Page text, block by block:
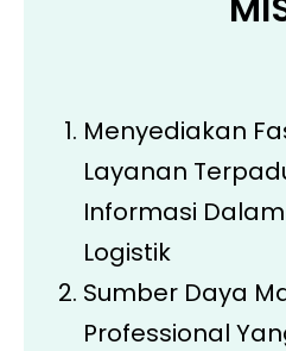
Menyediakan
Layanan
Informasi
Logistik​
Sumber Daya
Professional